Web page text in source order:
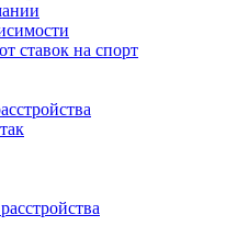
ставок на спорт